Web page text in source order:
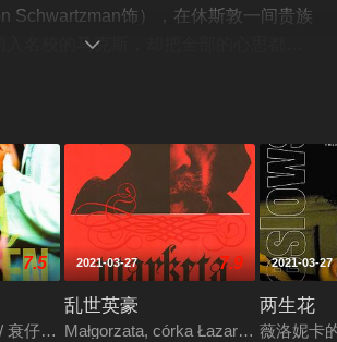
Schwartzman饰），在休斯敦一间贵族
入名校的马克斯，却把全部的心思都投
分忽视功课的他，不久就面临着被退
Bill Murray饰）成为了忘年之交，学会了
而这一切都终结在了才貌双全的女老师
奥莉维亚·威廉姆斯 Olivia Williams饰）
爱情的世界里，不能自拔。本片凭借着
的机智对白与幽默感，以及新老演员对
诠释，荣获1999年第56届金球奖电影类-
1999年独立精神奖最佳导演、最佳男配

7.5
衰仔失乐园(港) / 你妈妈也是 / 你的妈妈也一
2021-03-27 7.9
乱世英豪
Małgorzata, córka Łazarza / Marketa
2021-03-27
两生花
薇洛妮卡